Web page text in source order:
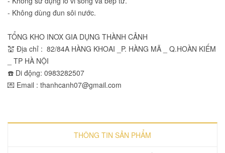
- Không dùng đun sôi nước.
TỔNG KHO INOX GIA DỤNG THÀNH CẢNH
💒 Địa chỉ : 82/84A HÀNG KHOAI _P. HÀNG MÃ _ Q.HOÀN KIẾM
_ TP HÀ NỘI
☎️ Di động: 0983282507
💌 Email : thanhcanh07@gmail.com
THÔNG TIN SẢN PHẨM